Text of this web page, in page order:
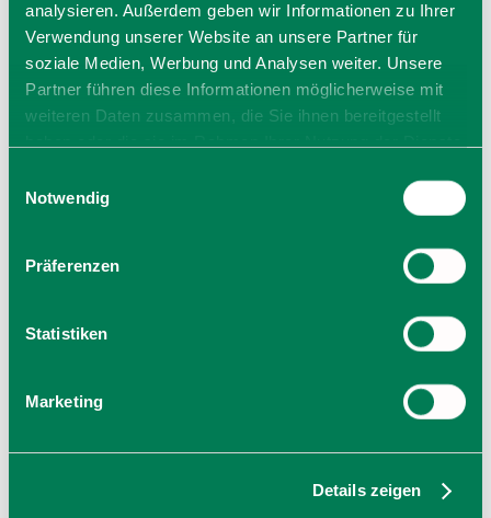
analysieren. Außerdem geben wir Informationen zu Ihrer
Verwendung unserer Website an unsere Partner für
soziale Medien, Werbung und Analysen weiter. Unsere
Partner führen diese Informationen möglicherweise mit
weiteren Daten zusammen, die Sie ihnen bereitgestellt
Cookies, wenn Sie unsere Webseite weiterhin nutzen.
Notwendig
Präferenzen
Statistiken
Marketing
Details zeigen
zur Website
E-Mail verfassen